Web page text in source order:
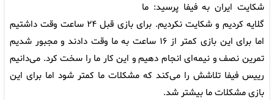
شکایت ایران به فیفا پرسید: ما
گلایه کردیم و شکایت نکردیم. برای بازی قبل ۲۴ ساعت وقت داشتیم
اما برای این بازی کمتر از ۱۶ ساعت به ما وقت دادند و مجبور شدیم
تمرین نصف و نیمه‌ای انجام دهیم و این کار ما را سخت کرد. می‌دانیم
رییس فیفا تلاشش را می‌کند که مشکلات ما کمتر شود اما برای این
بازی مشکلات ما بیشتر شد.